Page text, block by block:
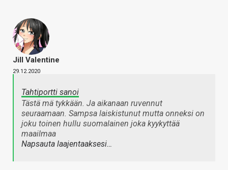
Jill Valentine
29.12.2020
Tahtiportti sanoi
Tästä mä tykkään. Ja aikanaan ruvennut
seuraamaan. Sampsa laiskistunut mutta onneksi on
joku toinen hullu suomalainen joka kyykyttää
maailmaa
Napsauta laajentaaksesi…